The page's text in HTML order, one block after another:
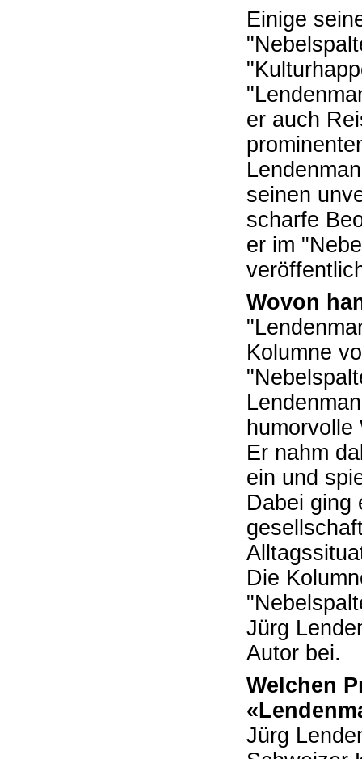
Einige
er auch
seinen
scharfe
er im
Wovon
Kolumne
Er nahm
ein und
Dabei ging
Die
Jürg
Autor bei.
Welchen
Jürg